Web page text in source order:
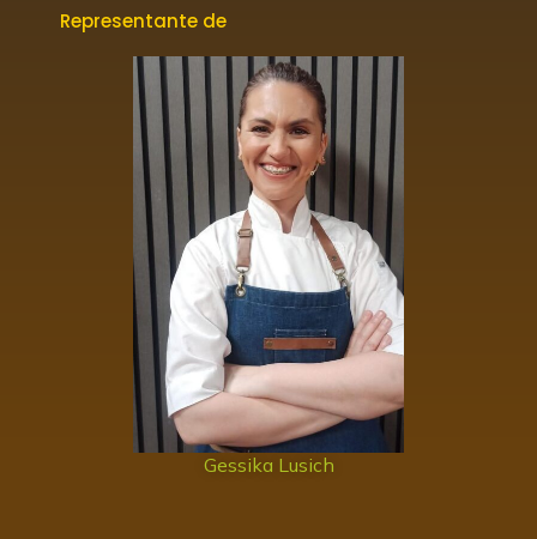
Representante de
Gessika Lusich